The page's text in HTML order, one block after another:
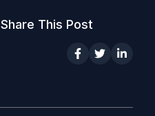
Share This Post